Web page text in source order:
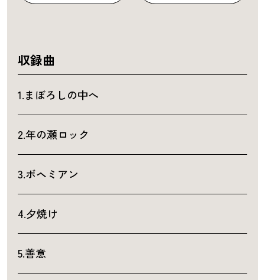
収録曲
1.まぼろしの中へ
2.年の瀬ロック
3.ボヘミアン
4.夕焼け
5.善意